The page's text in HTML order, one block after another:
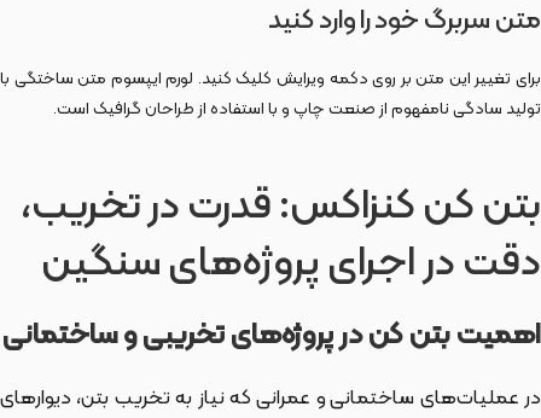
متن سربرگ خود را وارد کنید
برای تغییر این متن بر روی دکمه ویرایش کلیک کنید. لورم ایپسوم متن ساختگی با
تولید سادگی نامفهوم از صنعت چاپ و با استفاده از طراحان گرافیک است.
بتن کن کنزاکس: قدرت در تخریب،
دقت در اجرای پروژه‌های سنگین
اهمیت بتن کن در پروژه‌های تخریبی و ساختمانی
در عملیات‌های ساختمانی و عمرانی که نیاز به تخریب بتن، دیوارهای